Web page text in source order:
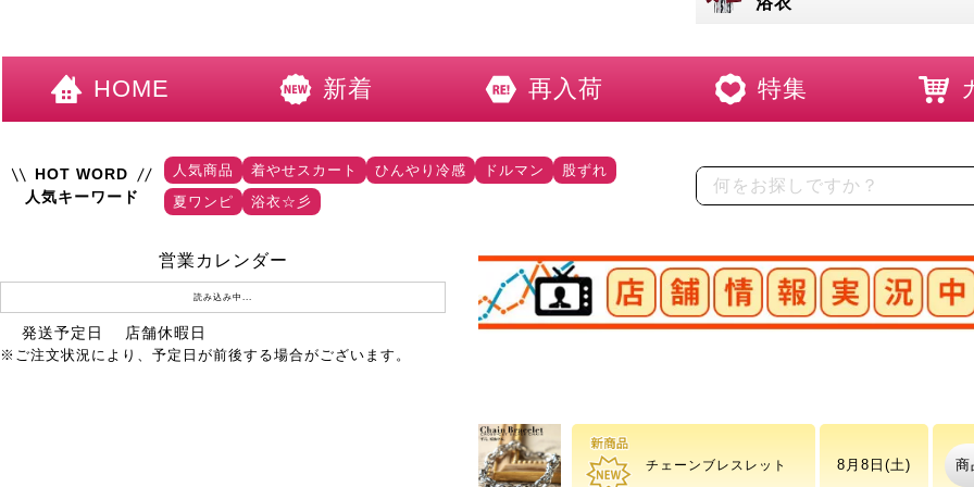
HOME 新着 再入荷 特集
HOT WORD
人気キーワード
人気商品 着やせスカート ひんやり冷感 ドルマン
股ずれ
夏ワンピ
浴衣☆彡
店舗情報実況中
チェーンブレスレット 8月8日(土)
営業カレンダー
読み込み中...
発送予定日 店舗休暇日
※ご注文状況により、予定日が前後する場合がございます。